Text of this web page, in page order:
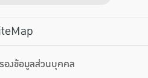
องข้อมูลส่วนบุคคล